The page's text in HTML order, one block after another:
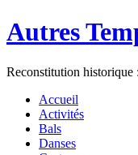
Autres
Reconstitution historique
Accueil
Activités
Bals
Danses